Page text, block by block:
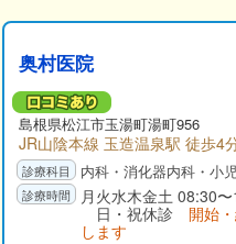
奥村医院
島根県松江市玉湯町湯町956
JR山陰本線 玉造温泉駅 徒歩4
内科・消化器内科・小
月火水木金土 08:30
日・祝休診 開始
します